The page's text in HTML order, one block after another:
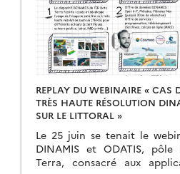
REPLAY DU WEBINAIRE « CAS
TRÈS HAUTE RÉSOLUTION
SUR LE LITTORAL »
Le 25 juin se tenait le
DINAMIS et ODATIS,
Terra, consacré aux